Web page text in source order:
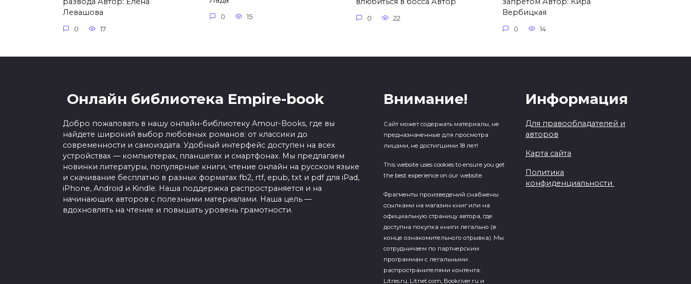
Левашова
0 17
0 15 0 22
Вербицкая
0 14
Онлайн библиотека Empire-book
Добро пожаловать в нашу онлайн-библиотеку Amour-Books, где вы
найдете широкий выбор любовных романов: от классики до
современности и самоиздата. Удобный интерфейс доступен на всех
устройствах — компьютерах, планшетах и смартфонах. Мы предлагаем
новинки литературы, популярные книги, чтение онлайн на русском языке
и скачивание бесплатно в разных форматах fb2, rtf, epub, txt и pdf для iPad,
iPhone, Android и Kindle. Наша поддержка распространяется и на
начинающих авторов с полезными материалами. Наша цель —
вдохновлять на чтение и повышать уровень грамотности.
Внимание!
Сайт может содержать материалы, не
предназначенные для просмотра
лицами, не достигшими 18 лет!
This website uses cookies to ensure you get
the best experience on our website.
Фрагменты произведений cнабжены
ссылками на магазин книг или на
официальную страницу автора, где
доступна покупка книги легально (в
конце ознакомительного отрывка). Мы
сотрудничаем по партнерским
программам с легальными
распространителями контента:
Litres.ru, Litnet.com, Bookriver.ru и
Информация
Для правообладателей и
авторов
Карта сайта
Политика
конфиденциальности